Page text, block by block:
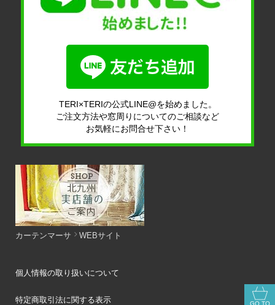
TERI×TERIの公式LINE@を始めました。
ご注文方法や窓周りについてのご相談など
お気軽にお問合せ下さい！
カーテンマーサ WEBサイト
個人情報の取り扱いについて
特定商取引法に関する表示 GO TO